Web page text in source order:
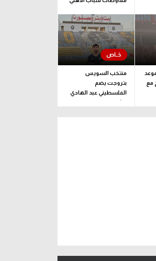
مع
منتخب السويس
بتروجت يضم
الفلسطيني عبد الهادي
راشد